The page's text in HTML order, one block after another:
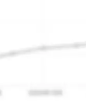
業エンジニア向けマ
採用支援サービス「
パフォーマンス可視